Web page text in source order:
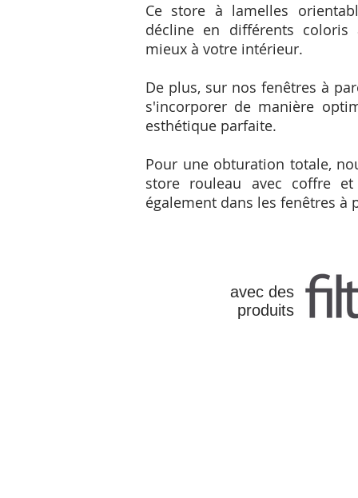
Ce store à lamelles
décline en différents
mieux à votre intérieur.
De plus, sur nos fenêtres à
s'incorporer de manière
esthétique parfaite.
Pour une obturation totale,
store rouleau avec coffre et
également dans les fenêtres à
avec des
produits